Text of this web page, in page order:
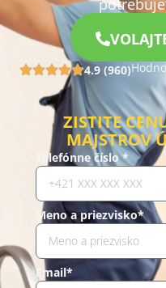
4.9 (960)
ZISTITE
MAJSTROV
Telefónne číslo *
Meno a priezvisko*
Email*